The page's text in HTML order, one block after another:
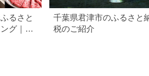
るさと
グ｜高
千葉県君津市のふるさと
税のご紹介